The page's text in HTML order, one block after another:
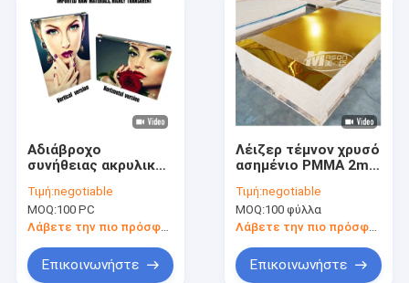
Αδιάβροχο
συνήθειας ακρυλικό
φωτογραφιών
επεξεργασίας σαφές
ακρυλικό μαγνητικό
Τιμή:negotiable
MOQ:100 PC
Λάβετε την πιο πρόσφατη τιμή
Επικοινωνήστε
Λέιζερ τέμνον χρυσό
ασημένιο PMMA 2mm
1220x1830mm
καθρεφτών
Τιμή:negotiable
MOQ:100 φύλλα
Επικοινωνήστε